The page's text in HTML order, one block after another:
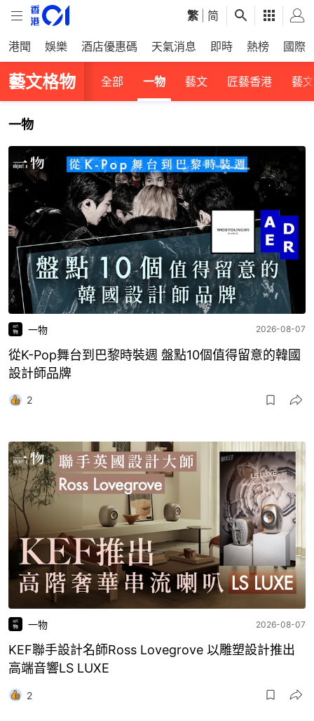
繁 简
港聞 娛樂 酒店優惠碼 天氣消息 即時 熱榜 國際
藝文格物 全部 一物 藝文 匠藝香港 藝
一物
一物 2026-08-07
從K-Pop舞台到巴黎時裝週 盤點10個值得留意的韓國
設計師品牌
2
一物 2026-08-07
KEF聯手設計名師Ross Lovegrove 以雕塑設計推出
高端音響LS LUXE
2